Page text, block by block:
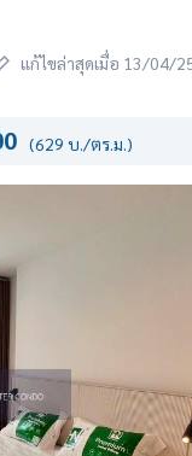
แก้ไขล่าสุดเมื่อ 13/04/
(629 บ./ตร.ม.)